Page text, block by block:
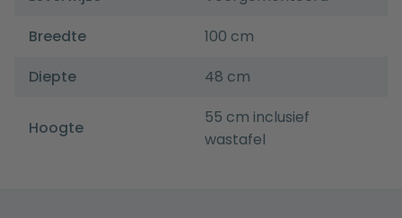
Breedte
100 cm
Diepte
48 cm
Hoogte
55 cm inclusief
wastafel